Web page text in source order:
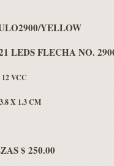
YELLOW
LEDS FLECHA NO.
VCC
X 1.3 CM
$ 250.00